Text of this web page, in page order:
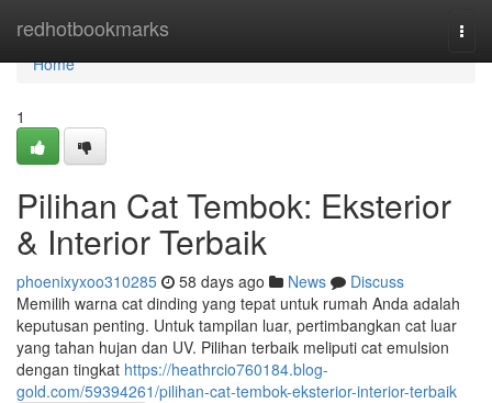
redhotbookmarks
Home
Home
1
Pilihan Cat Tembok: Eksterior
& Interior Terbaik
phoenixyxoo310285 58 days ago News
Discuss
Memilih warna cat dinding yang tepat untuk rumah Anda adalah
keputusan penting. Untuk tampilan luar, pertimbangkan cat luar
yang tahan hujan dan UV. Pilihan terbaik meliputi cat emulsion
dengan tingkat https://heathrcio760184.blog-
gold.com/59394261/pilihan-cat-tembok-eksterior-interior-terbaik